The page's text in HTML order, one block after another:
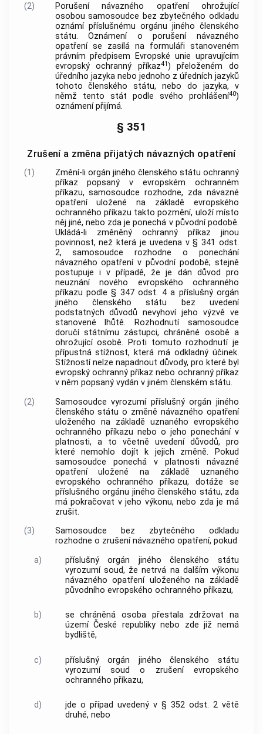
(2)
Porušení návazného opatření ohrožující
osobou samosoudce bez zbytečného odkladu
oznámí příslušnému orgánu jiného členského
státu. Oznámení o porušení návazného
opatření se zasílá na formuláři stanoveném
právním předpisem Evropské unie upravujícím
evropský ochranný příkaz41) přeloženém do
úředního jazyka nebo jednoho z úředních jazyků
tohoto členského státu, nebo do jazyka, v
němž tento stát podle svého prohlášení40)
oznámení přijímá.
§ 351
Zrušení a změna přijatých návazných opatření
(1)
Změní-li orgán jiného členského státu ochranný
příkaz popsaný v evropském ochranném
příkazu, samosoudce rozhodne, zda návazné
opatření uložené na základě evropského
ochranného příkazu takto pozmění, uloží místo
něj jiné, nebo zda je ponechá v původní podobě.
Ukládá-li změněný ochranný příkaz jinou
povinnost, než která je uvedena v § 341 odst.
2, samosoudce rozhodne o ponechání
návazného opatření v původní podobě; stejně
postupuje i v případě, že je dán důvod pro
neuznání nového evropského ochranného
příkazu podle § 347 odst. 4 a příslušný orgán
jiného členského státu bez uvedení
podstatných důvodů nevyhoví jeho výzvě ve
stanovené lhůtě. Rozhodnutí samosoudce
doručí státnímu zástupci, chráněné osobě a
ohrožující osobě. Proti tomuto rozhodnutí je
přípustná stížnost, která má odkladný účinek.
Stížností nelze napadnout důvody, pro které byl
evropský ochranný příkaz nebo ochranný příkaz
v něm popsaný vydán v jiném členském státu.
(2)
Samosoudce vyrozumí příslušný orgán jiného
členského státu o změně návazného opatření
uloženého na základě uznaného evropského
ochranného příkazu nebo o jeho ponechání v
platnosti, a to včetně uvedení důvodů, pro
které nemohlo dojít k jejich změně. Pokud
samosoudce ponechá v platnosti návazné
opatření uložené na základě uznaného
evropského ochranného příkazu, dotáže se
příslušného orgánu jiného členského státu, zda
má pokračovat v jeho výkonu, nebo zda je má
zrušit.
(3)
Samosoudce bez zbytečného odkladu
rozhodne o zrušení návazného opatření, pokud
a)
příslušný orgán jiného členského státu
vyrozumí soud, že netrvá na dalším výkonu
návazného opatření uloženého na základě
původního evropského ochranného příkazu,
b)
se chráněná osoba přestala zdržovat na
území České republiky nebo zde již nemá
bydliště,
c)
příslušný orgán jiného členského státu
vyrozumí soud o zrušení evropského
ochranného příkazu,
d)
jde o případ uvedený v § 352 odst. 2 větě
druhé, nebo